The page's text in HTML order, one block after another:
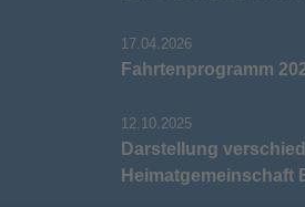
17.04.2026
Fahrtenprogramm
12.10.2025
Darstellung
Heimatgemeinschaft